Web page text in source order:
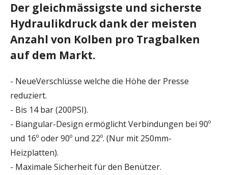
Der gleichmässigste und sicherste
Hydraulikdruck dank der meisten
Anzahl von Kolben pro Tragbalken
auf dem Markt.
- NeueVerschlüsse welche die Höhe der Presse
reduziert.
- Bis 14 bar (200PSI).
- Biangular-Design ermöglicht Verbindungen bei 90º
und 16º oder 90º und 22º. (Nur mit 250mm-
Heizplatten).
- Maximale Sicherheit für den Benützer.